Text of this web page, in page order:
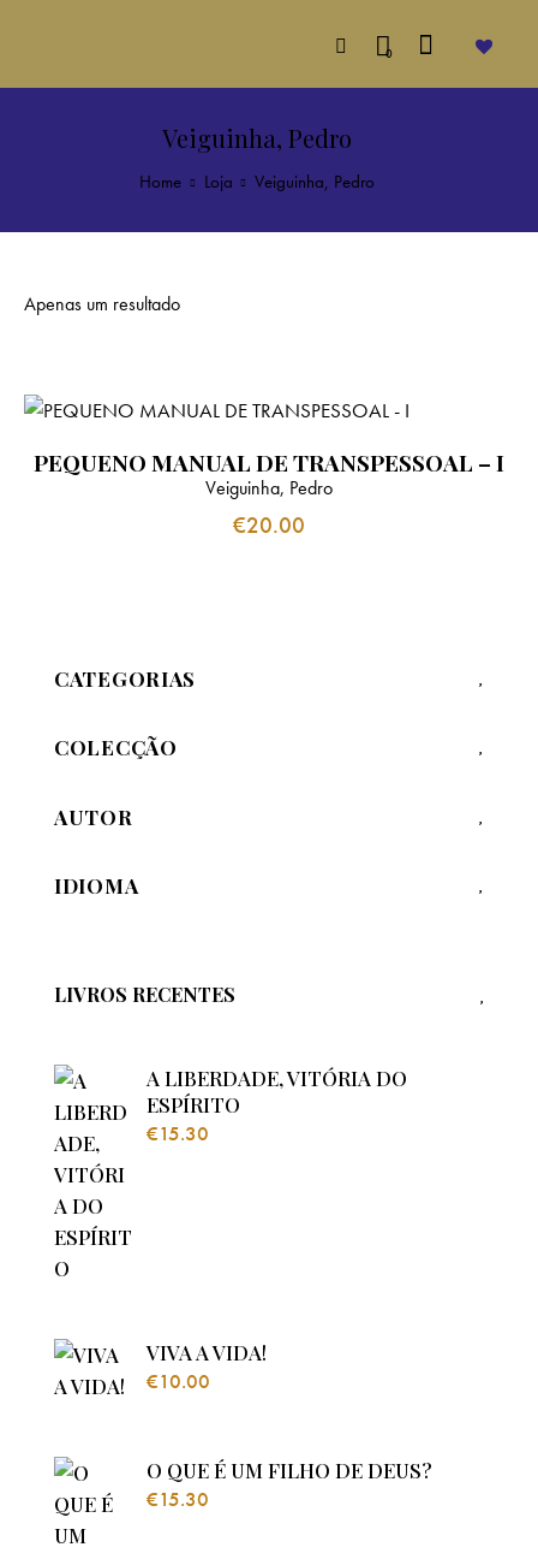
0
Veiguinha, Pedro
Home Loja Veiguinha, Pedro
Apenas um resultado
PEQUENO MANUAL DE TRANSPESSOAL – I
Veiguinha, Pedro
€20.00
CATEGORIAS
COLECÇÃO
AUTOR
IDIOMA
LIVROS RECENTES
A LIBERDADE, VITÓRIA DO
ESPÍRITO
€15.30
VIVA A VIDA!
€10.00
O QUE É UM FILHO DE DEUS?
€15.30